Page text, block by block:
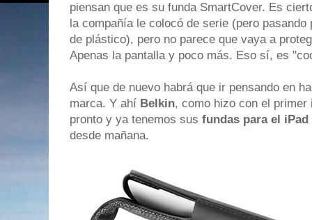
piensan que es su funda SmartCover. Es
la compañía le colocó de serie (pero
de plástico), pero no parece que vaya a
Apenas la pantalla y poco más. Eso sí, es
Así que de nuevo habrá que ir pensando en
marca. Y ahí Belkin, como hizo con el
pronto y ya tenemos sus fundas para el iPad
desde mañana.